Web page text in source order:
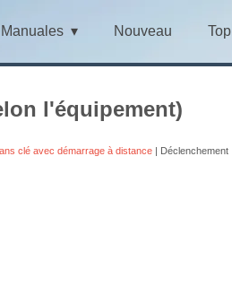
Manuales Nouveau Top
l'équipement)
clé avec démarrage à distance | Déclenchement